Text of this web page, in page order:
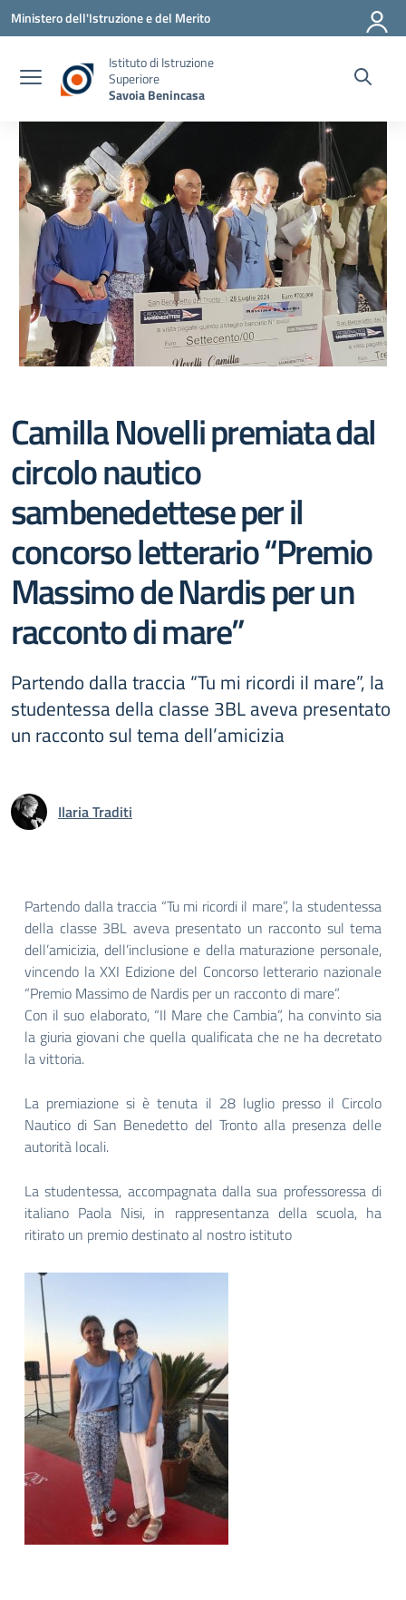
Vai ai contenuti
Vai al menu di navigazione
Vai al footer
Ministero dell'Istruzione e del Merito
Istituto di Istruzione
Superiore
Savoia Benincasa
Camilla Novelli premiata dal
circolo nautico
sambenedettese per il
concorso letterario “Premio
Massimo de Nardis per un
racconto di mare”
Partendo dalla traccia “Tu mi ricordi il mare”, la
studentessa della classe 3BL aveva presentato
un racconto sul tema dell’amicizia
Ilaria Traditi
Partendo dalla traccia “Tu mi ricordi il mare”, la studentessa
della classe 3BL aveva presentato un racconto sul tema
dell’amicizia, dell’inclusione e della maturazione personale,
vincendo la XXI Edizione del Concorso letterario nazionale
“Premio Massimo de Nardis per un racconto di mare”.
Con il suo elaborato, “Il Mare che Cambia”, ha convinto sia
la giuria giovani che quella qualificata che ne ha decretato
la vittoria.
La premiazione si è tenuta il 28 luglio presso il Circolo
Nautico di San Benedetto del Tronto alla presenza delle
autorità locali.
La studentessa, accompagnata dalla sua professoressa di
italiano Paola Nisi, in rappresentanza della scuola, ha
ritirato un premio destinato al nostro istituto